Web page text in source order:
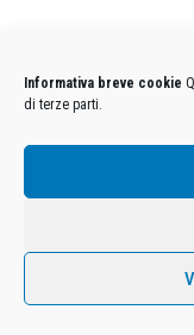
Informativa breve cookie
di terze parti.